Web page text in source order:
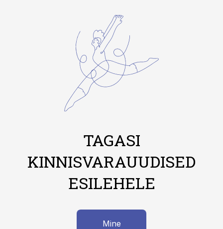
TAGASI
KINNISVARAUUDISED
ESILEHELE
Mine